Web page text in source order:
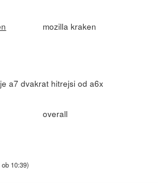
mozilla kraken
a7 dvakrat hitrejsi od a6x
overall
10:39)